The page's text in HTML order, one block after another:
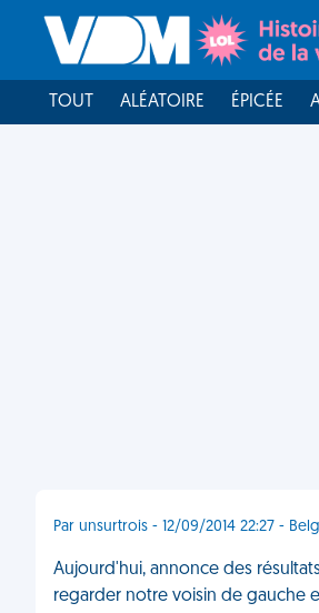
TOUT ALÉATOIRE ÉPICÉE
Par unsurtrois - 12/09/2014 22:27 -
Aujourd'hui, annonce des
regarder notre voisin de gauche